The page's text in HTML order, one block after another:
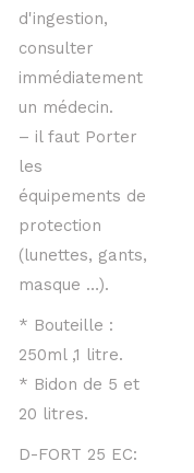
d'ingestion,
consulter
immédiatement
un médecin.
– il faut Porter
les
équipements de
protection
(lunettes, gants,
masque …).
* Bouteille :
250ml ,1 litre.
* Bidon de 5 et
20 litres.
D-FORT 25 EC: